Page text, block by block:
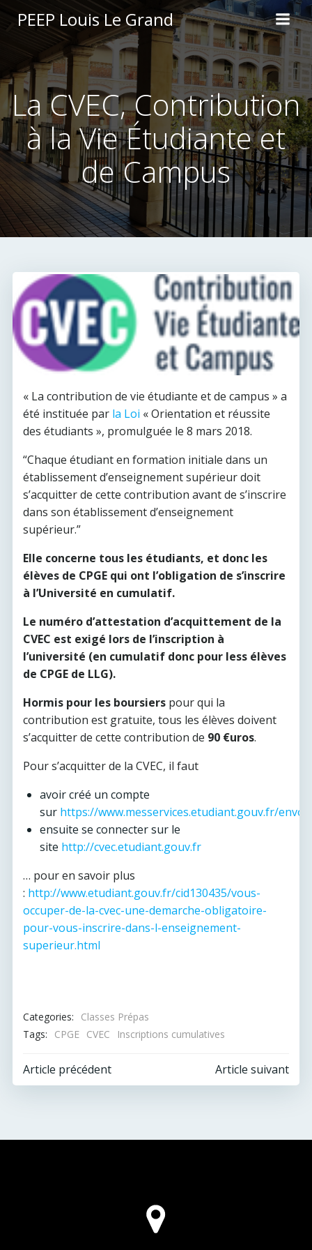
Aller
au
contenu
PEEP Louis Le Grand
La CVEC, Contribution
à la Vie Étudiante et
de Campus
« La contribution de vie étudiante et de campus » a
été instituée par la Loi « Orientation et réussite
des étudiants », promulguée le 8 mars 2018.
“Chaque étudiant en formation initiale dans un
établissement d’enseignement supérieur doit
s’acquitter de cette contribution avant de s’inscrire
dans son établissement d’enseignement
supérieur.”
Elle concerne tous les étudiants, et donc les
élèves de CPGE qui ont l’obligation de s’inscrire
à l’Université en cumulatif.
Le numéro d’attestation d’acquittement de la
CVEC est exigé lors de l’inscription à
l’université (en cumulatif donc pour less élèves
de CPGE de LLG).
Hormis pour les boursiers pour qui la
contribution est gratuite, tous les élèves doivent
s’acquitter de cette contribution de 90 €uros.
Pour s’acquitter de la CVEC, il faut
avoir créé un compte
sur https://www.messervices.etudiant.gouv.fr/
ensuite se connecter sur le
site http://cvec.etudiant.gouv.fr
… pour en savoir plus
: http://www.etudiant.gouv.fr/cid130435/vous-
occuper-de-la-cvec-une-demarche-obligatoire-
pour-vous-inscrire-dans-l-enseignement-
superieur.html
Categories:
Classes Prépas
Tags:
CPGE CVEC Inscriptions cumulatives
Post
Article précédent
Post Article suivant